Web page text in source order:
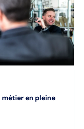
en pleine